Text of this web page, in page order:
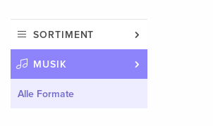
SORTIMENT
MUSIK
Alle Formate